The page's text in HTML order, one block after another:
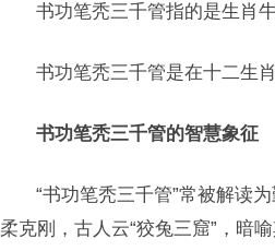
书功笔秃三千管指的是生肖
书功笔秃三千管是在十二生
书功笔秃三千管的智慧象征
“书功笔秃三千管”常被解读
柔克刚，古人云“狡兔三窟”，暗